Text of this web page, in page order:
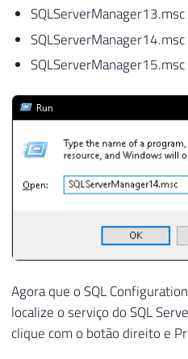
Agora que o SQL
localize o serviço do SQL
clique com o botão direito e